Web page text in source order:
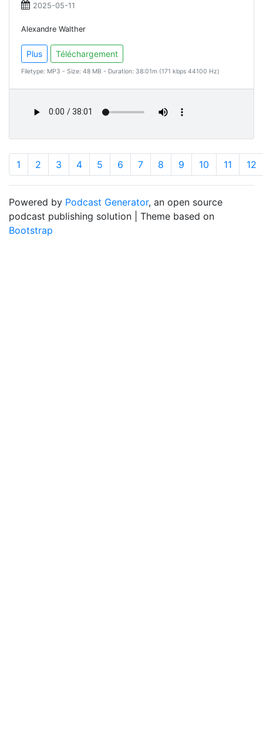
2025-05-11
Alexandre Walther
Plus Téléchargement
Filetype: MP3 - Size: 48 MB - Duration: 38:01m (171 kbps 44100 Hz)
1 2 3 4 5 6 7 8 9 10 11 12
Powered by Podcast Generator, an open source
podcast publishing solution | Theme based on
Bootstrap